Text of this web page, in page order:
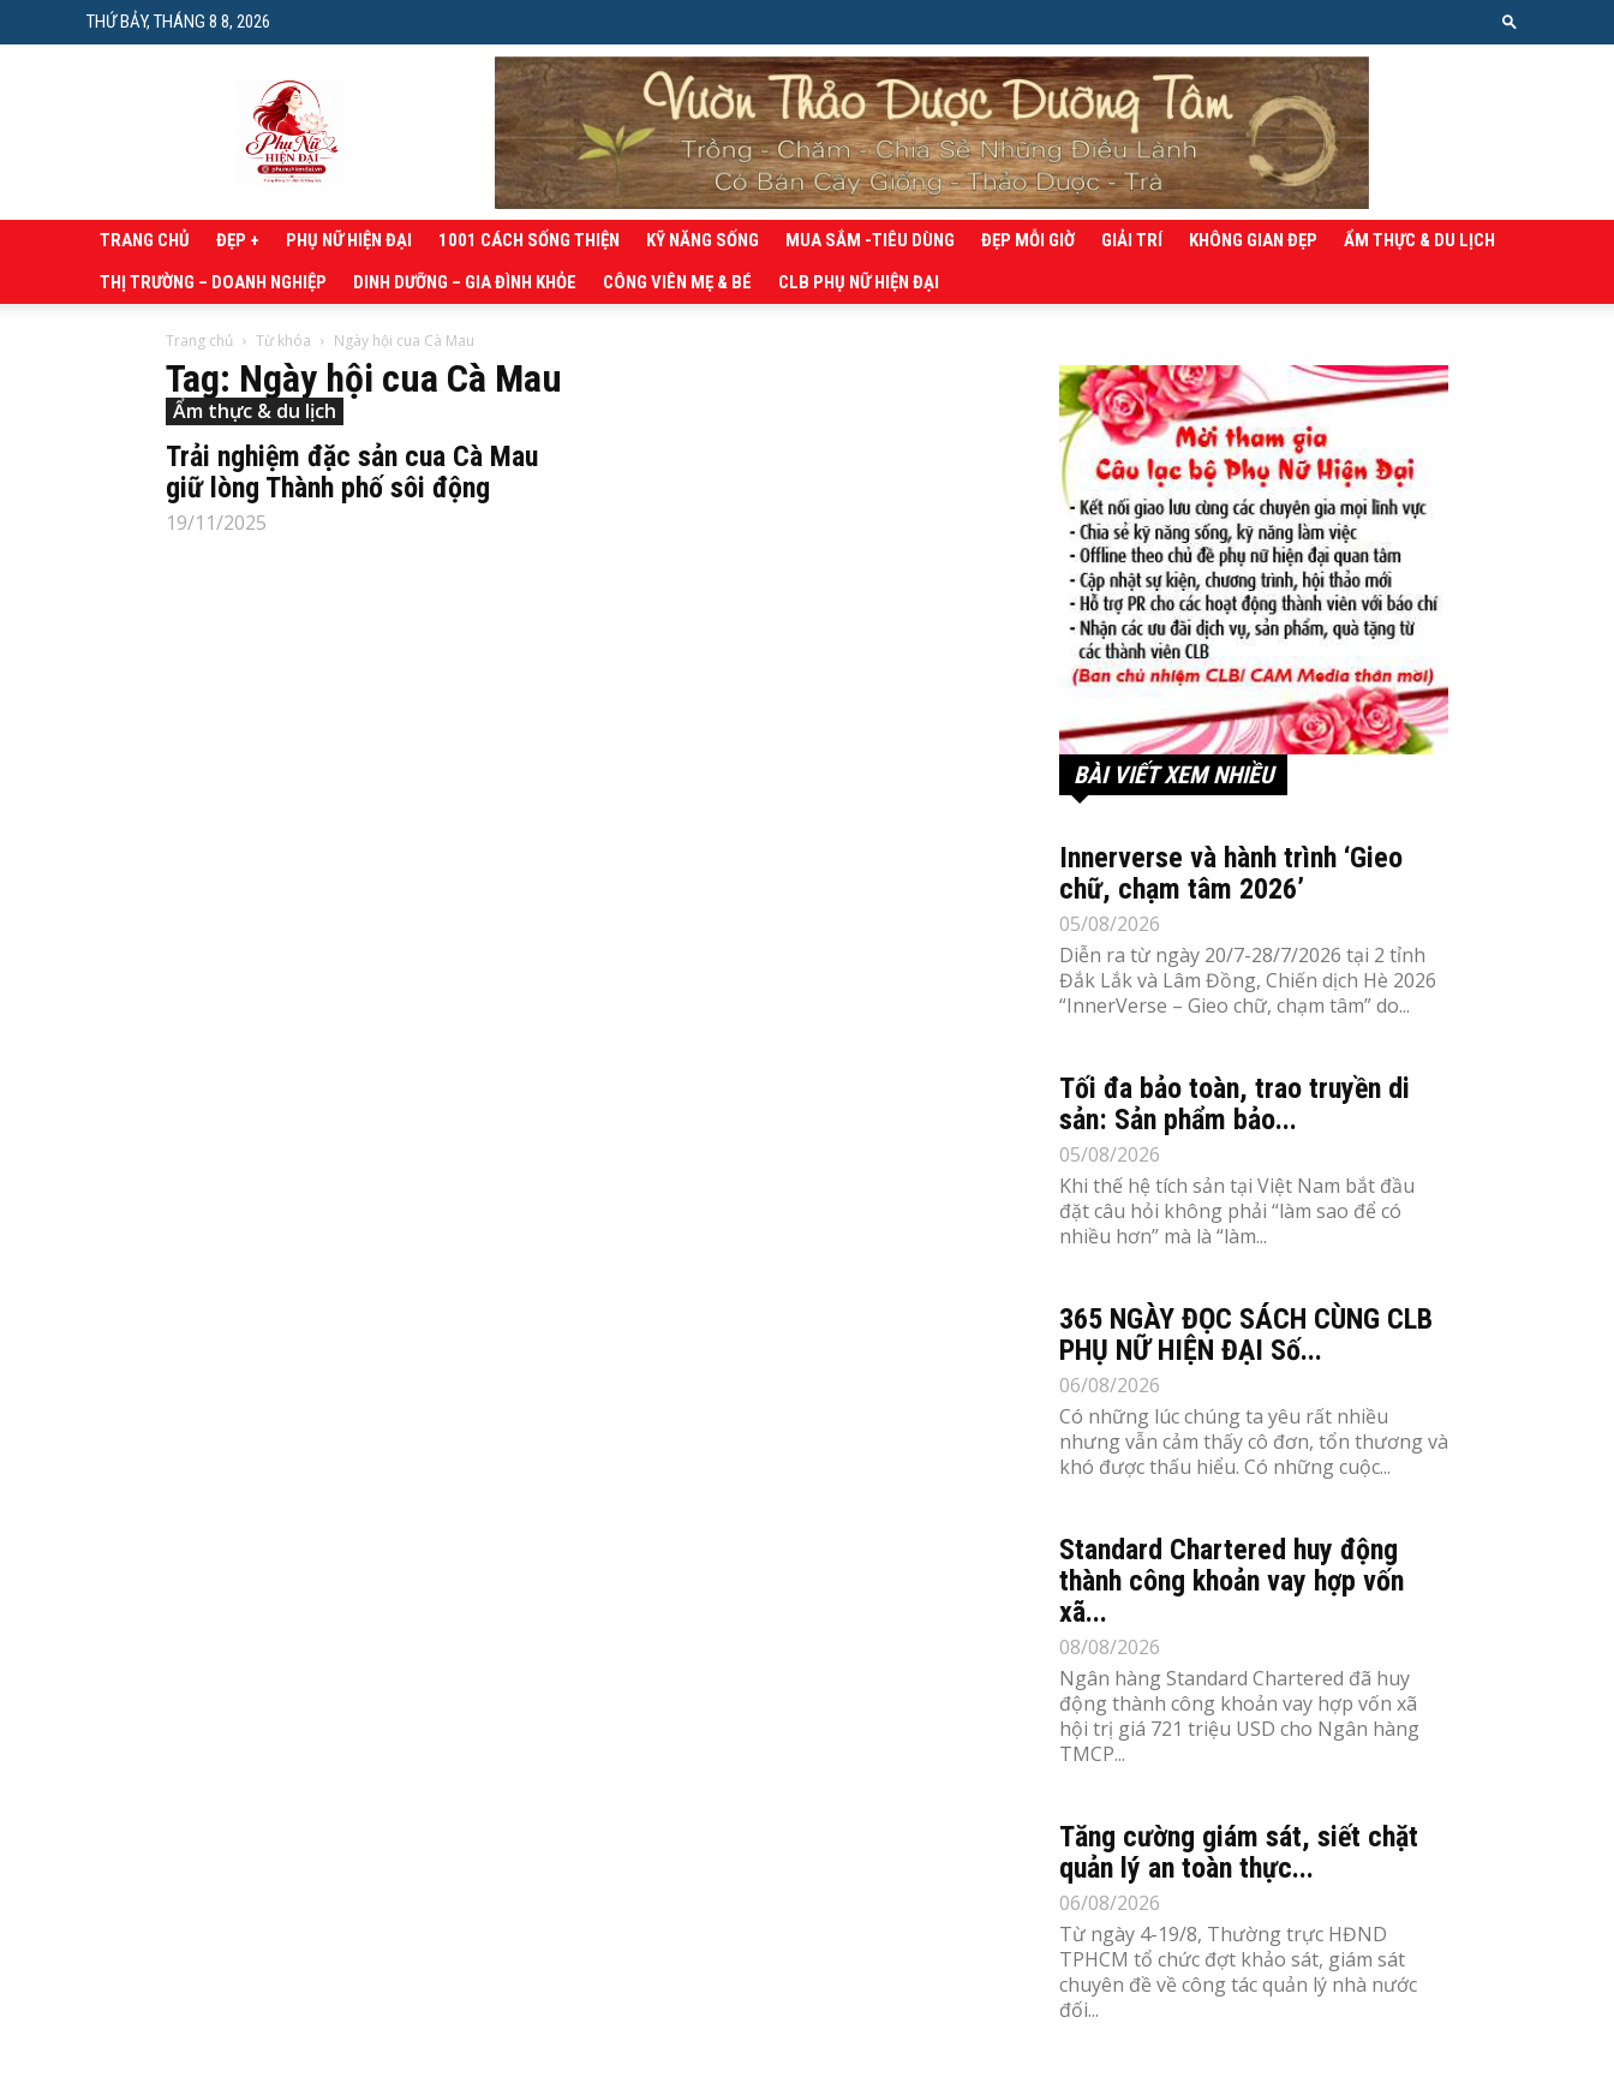
THỨ BẢY, THÁNG 8 8, 2026
Phụ
nữ
hiện
đại
TRANG CHỦ ĐẸP + PHỤ NỮ HIỆN ĐẠI 1001 CÁCH SỐNG THIỆN KỸ NĂNG SỐNG MUA SẮM -TIÊU DÙNG ĐẸP MỖI GIỜ GIẢI TRÍ KHÔNG GIAN ĐẸP
ẨM THỰC & DU LỊCH
THỊ TRƯỜNG – DOANH NGHIỆP
DINH DƯỠNG – GIA ĐÌNH KHỎE CÔNG VIÊN MẸ & BÉ CLB PHỤ NỮ HIỆN ĐẠI
Trang chủ Từ khóa Ngày hội cua Cà Mau
Tag: Ngày hội cua Cà Mau
Ẩm thực & du lịch
Trải nghiệm đặc sản cua Cà Mau
giữ lòng Thành phố sôi động
19/11/2025
BÀI VIẾT XEM NHIỀU
Innerverse và hành trình ‘Gieo
chữ, chạm tâm 2026’
05/08/2026
Diễn ra từ ngày 20/7-28/7/2026 tại 2 tỉnh
Đắk Lắk và Lâm Đồng, Chiến dịch Hè 2026
“InnerVerse – Gieo chữ, chạm tâm” do...
Tối đa bảo toàn, trao truyền di
sản: Sản phẩm bảo...
05/08/2026
Khi thế hệ tích sản tại Việt Nam bắt đầu
đặt câu hỏi không phải “làm sao để có
nhiều hơn” mà là “làm...
365 NGÀY ĐỌC SÁCH CÙNG CLB
PHỤ NỮ HIỆN ĐẠI Số...
06/08/2026
Có những lúc chúng ta yêu rất nhiều
nhưng vẫn cảm thấy cô đơn, tổn thương và
khó được thấu hiểu. Có những cuộc...
Standard Chartered huy động
thành công khoản vay hợp vốn
xã...
08/08/2026
Ngân hàng Standard Chartered đã huy
động thành công khoản vay hợp vốn xã
hội trị giá 721 triệu USD cho Ngân hàng
TMCP...
Tăng cường giám sát, siết chặt
quản lý an toàn thực...
06/08/2026
Từ ngày 4-19/8, Thường trực HĐND
TPHCM tổ chức đợt khảo sát, giám sát
chuyên đề về công tác quản lý nhà nước
đối...